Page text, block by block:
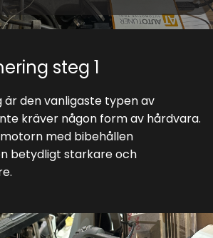
steg 1
är den vanligaste typen av
kräver någon form av hårdvara.
med bibehållen
betydligt starkare och